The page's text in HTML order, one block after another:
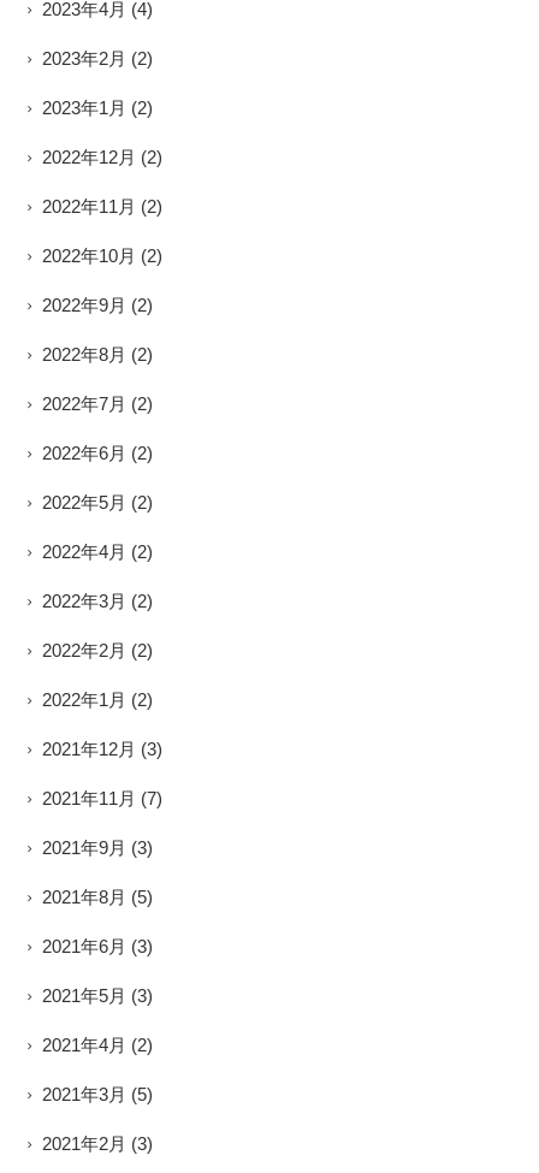
2023年4月 (4)
2023年2月 (2)
2023年1月 (2)
2022年12月 (2)
2022年11月 (2)
2022年10月 (2)
2022年9月 (2)
2022年8月 (2)
2022年7月 (2)
2022年6月 (2)
2022年5月 (2)
2022年4月 (2)
2022年3月 (2)
2022年2月 (2)
2022年1月 (2)
2021年12月 (3)
2021年11月 (7)
2021年9月 (3)
2021年8月 (5)
2021年6月 (3)
2021年5月 (3)
2021年4月 (2)
2021年3月 (5)
2021年2月 (3)